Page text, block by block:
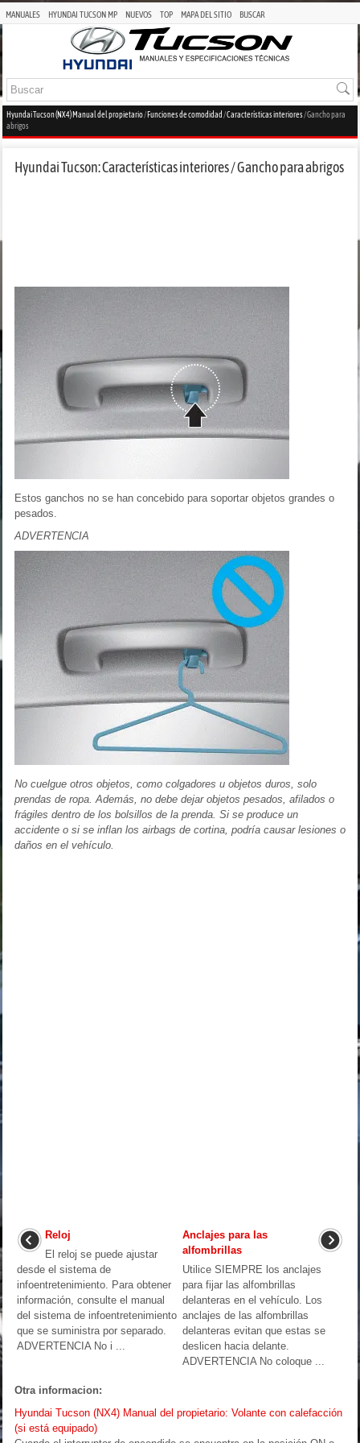
MANUALES HYUNDAI TUCSON MP NUEVOS TOP MAPA DEL SITIO BUSCAR
Hyundai Tucson (NX4) Manual del propietario/Funciones de comodidad /Características interiores/ Gancho para
abrigos
Hyundai Tucson: Características interiores / Gancho para abrigos
Estos ganchos no se han concebido para soportar objetos grandes o
pesados.
ADVERTENCIA
No cuelgue otros objetos, como colgadores u objetos duros, solo
prendas de ropa. Además, no debe dejar objetos pesados, afilados o
frágiles dentro de los bolsillos de la prenda. Si se produce un
accidente o si se inflan los airbags de cortina, podría causar lesiones o
daños en el vehículo.
Reloj
El reloj se puede ajustar
desde el sistema de
infoentretenimiento. Para obtener
información, consulte el manual
del sistema de infoentretenimiento
que se suministra por separado.
ADVERTENCIA No i ...
Anclajes para las
alfombrillas
Utilice SIEMPRE los anclajes
para fijar las alfombrillas
delanteras en el vehículo. Los
anclajes de las alfombrillas
delanteras evitan que estas se
deslicen hacia delante.
ADVERTENCIA No coloque ...
Otra informacion:
Hyundai Tucson (NX4) Manual del propietario: Volante con calefacción
(si está equipado)